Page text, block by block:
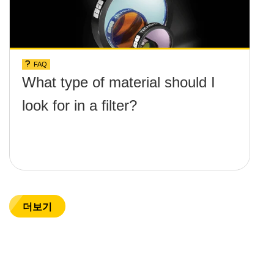
FAQ
What type of material should I
look for in a filter?
더보기